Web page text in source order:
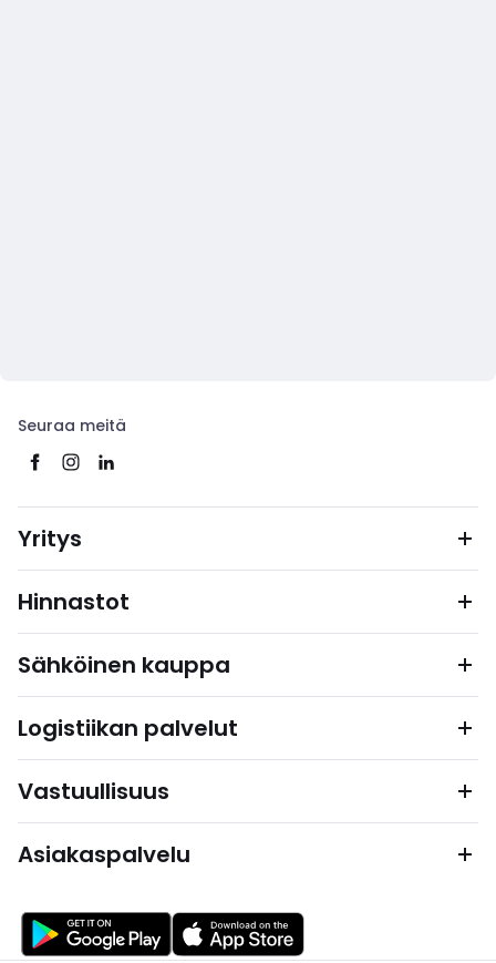
Seuraa meitä
Yritys
Hinnastot
Sähköinen kauppa
Logistiikan palvelut
Vastuullisuus
Asiakaspalvelu